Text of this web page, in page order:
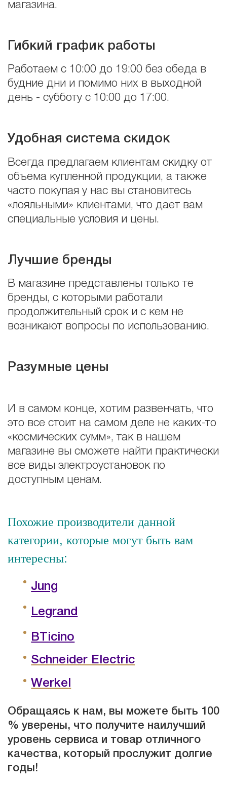
магазина.
Гибкий график работы
Работаем с 10:00 до 19:00 без обеда в
будние дни и помимо них в выходной
день - субботу с 10:00 до 17:00.
Удобная система скидок
Всегда предлагаем клиентам скидку от
объема купленной продукции, а также
часто покупая у нас вы становитесь
«лояльными» клиентами, что дает вам
специальные условия и цены.
Лучшие бренды
В магазине представлены только те
бренды, с которыми работали
продолжительный срок и с кем не
возникают вопросы по использованию.
Разумные цены
И в самом конце, хотим развенчать, что
это все стоит на самом деле не каких-то
«космических сумм», так в нашем
магазине вы сможете найти практически
все виды электроустановок по
доступным ценам.
Похожие производители данной
категории, которые могут быть вам
интересны:
Jung
Legrand
BTicino
Schneider Electric
Werkel
Обращаясь к нам, вы можете быть 100
% уверены, что получите наилучший
уровень сервиса и товар отличного
качества, который прослужит долгие
годы!